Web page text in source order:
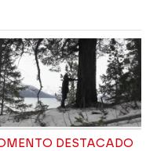
DESTACADO